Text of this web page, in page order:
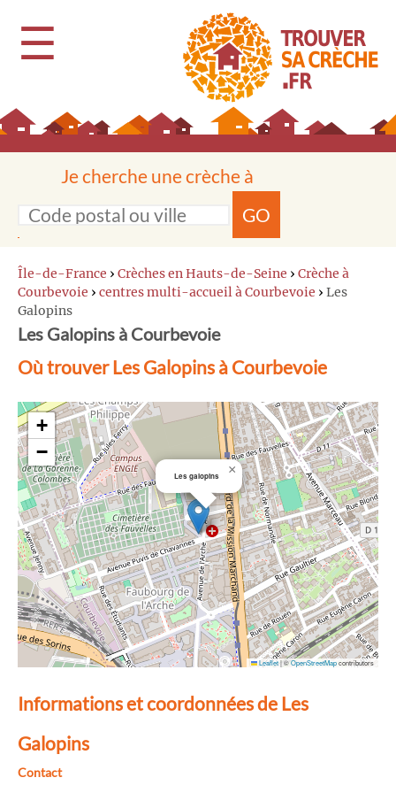
☰
Je cherche une crèche à
GO
Île-de-France › Crèches en Hauts-de-Seine › Crèche à
Courbevoie › centres multi-accueil à Courbevoie › Les
Galopins
Les Galopins à Courbevoie
Où trouver Les Galopins à Courbevoie
Les galopins ×
+
−
Leaflet|©OpenStreetMapcontributors
Informations et coordonnées de Les
Galopins
Contact